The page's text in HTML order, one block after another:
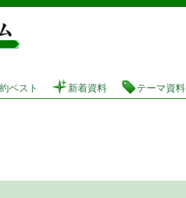
図書館 蔵書検索・予約システム
ベスト 新着資料 テーマ資料